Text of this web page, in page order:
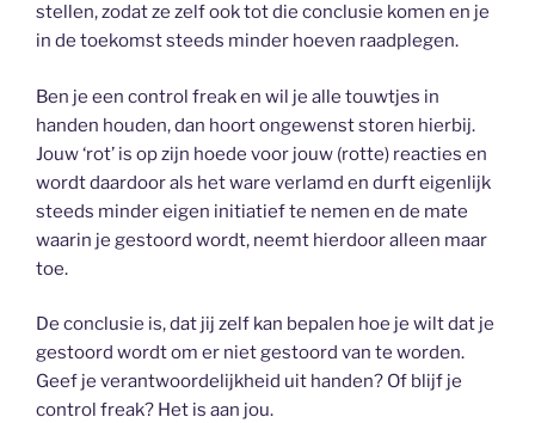
stellen, zodat ze zelf ook tot die conclusie komen en je
in de toekomst steeds minder hoeven raadplegen.
Ben je een control freak en wil je alle touwtjes in
handen houden, dan hoort ongewenst storen hierbij.
Jouw ‘rot’ is op zijn hoede voor jouw (rotte) reacties en
wordt daardoor als het ware verlamd en durft eigenlijk
steeds minder eigen initiatief te nemen en de mate
waarin je gestoord wordt, neemt hierdoor alleen maar
toe.
De conclusie is, dat jij zelf kan bepalen hoe je wilt dat je
gestoord wordt om er niet gestoord van te worden.
Geef je verantwoordelijkheid uit handen? Of blijf je
control freak? Het is aan jou.